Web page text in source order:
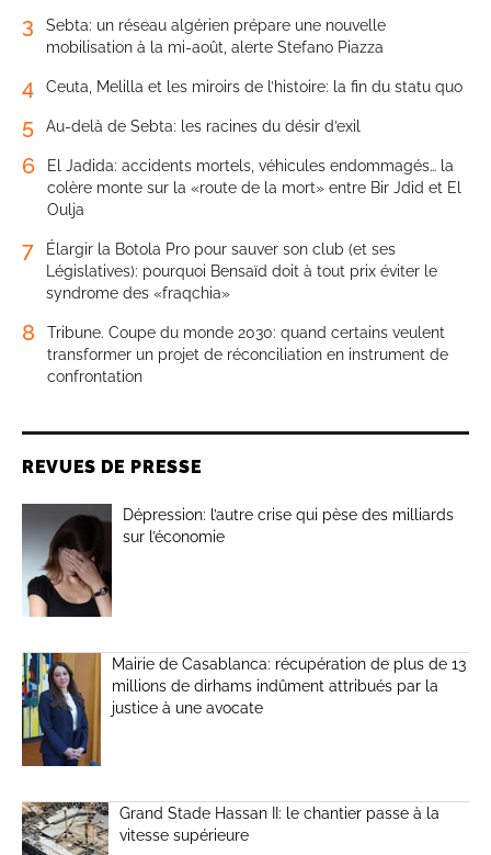
3
Sebta: un réseau algérien prépare une nouvelle
mobilisation à la mi-août, alerte Stefano Piazza
4 Ceuta, Melilla et les miroirs de l’histoire: la fin du statu quo
5 Au-delà de Sebta: les racines du désir d’exil
6
El Jadida: accidents mortels, véhicules endommagés… la
colère monte sur la «route de la mort» entre Bir Jdid et El
Oulja
7
Élargir la Botola Pro pour sauver son club (et ses
Législatives): pourquoi Bensaïd doit à tout prix éviter le
syndrome des «fraqchia»
8
Tribune. Coupe du monde 2030: quand certains veulent
transformer un projet de réconciliation en instrument de
confrontation
REVUES DE PRESSE
Dépression: l’autre crise qui pèse des milliards
sur l’économie
Mairie de Casablanca: récupération de plus de 13
millions de dirhams indûment attribués par la
justice à une avocate
Grand Stade Hassan II: le chantier passe à la
vitesse supérieure